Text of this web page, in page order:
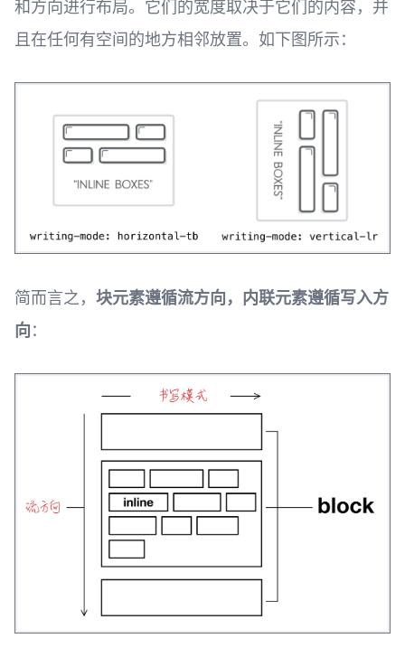
和方向进行布局。它们的宽度取决于它们的内容，并
且在任何有空间的地方相邻放置。如下图所示：
简而言之， 块元素遵循流方向，内联元素遵循写入方
向：